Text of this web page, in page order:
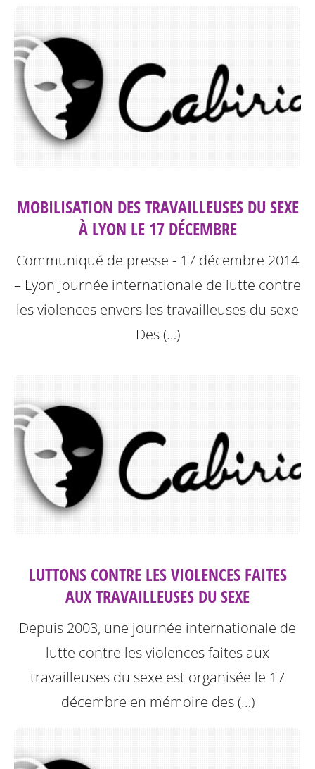
MOBILISATION DES TRAVAILLEUSES DU SEXE
À LYON LE 17 DÉCEMBRE
Communiqué de presse - 17 décembre 2014
– Lyon Journée internationale de lutte contre
les violences envers les travailleuses du sexe
Des (…)
LUTTONS CONTRE LES VIOLENCES FAITES
AUX TRAVAILLEUSES DU SEXE
Depuis 2003, une journée internationale de
lutte contre les violences faites aux
travailleuses du sexe est organisée le 17
décembre en mémoire des (…)